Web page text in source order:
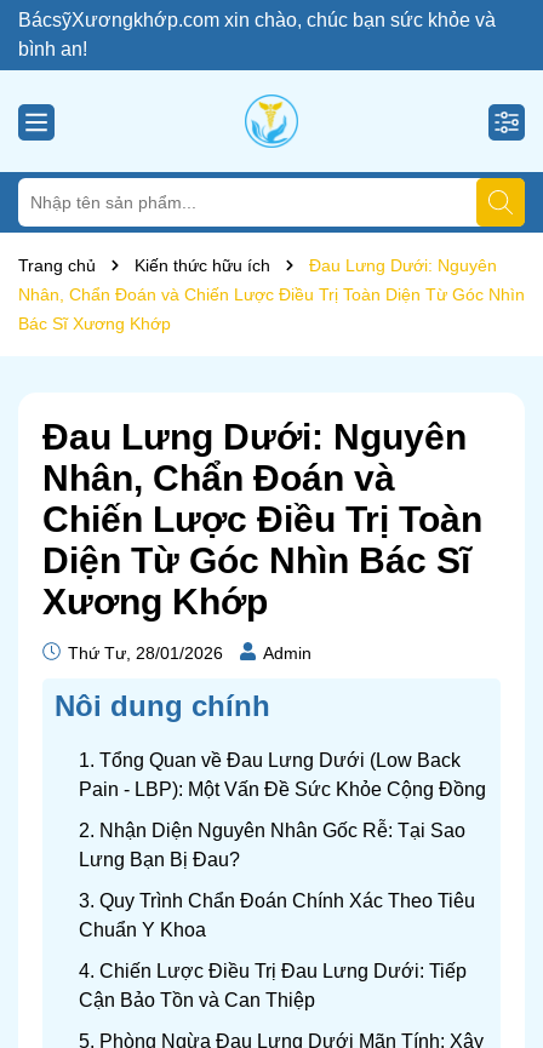
BácsỹXươngkhớp.com xin chào, chúc bạn sức khỏe và
bình an!
Trang chủ Kiến thức hữu ích
Đau Lưng Dưới: Nguyên
Nhân, Chẩn Đoán và Chiến Lược Điều Trị Toàn Diện Từ Góc Nhìn
Bác Sĩ Xương Khớp
Đau Lưng Dưới: Nguyên
Nhân, Chẩn Đoán và
Chiến Lược Điều Trị Toàn
Diện Từ Góc Nhìn Bác Sĩ
Xương Khớp
Thứ Tư, 28/01/2026 Admin
Nôi dung chính
1. Tổng Quan về Đau Lưng Dưới (Low Back
Pain - LBP): Một Vấn Đề Sức Khỏe Cộng Đồng
2. Nhận Diện Nguyên Nhân Gốc Rễ: Tại Sao
Lưng Bạn Bị Đau?
3. Quy Trình Chẩn Đoán Chính Xác Theo Tiêu
Chuẩn Y Khoa
4. Chiến Lược Điều Trị Đau Lưng Dưới: Tiếp
Cận Bảo Tồn và Can Thiệp
5. Phòng Ngừa Đau Lưng Dưới Mãn Tính: Xây